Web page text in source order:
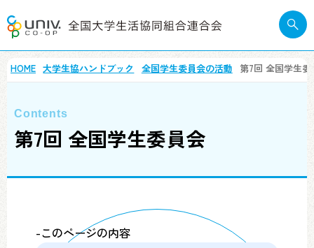
HOME 大学生協ハンドブック 全国学生委員会の活動 第7回 全国学生委
第7回 全国学生委員会
-このページの内容